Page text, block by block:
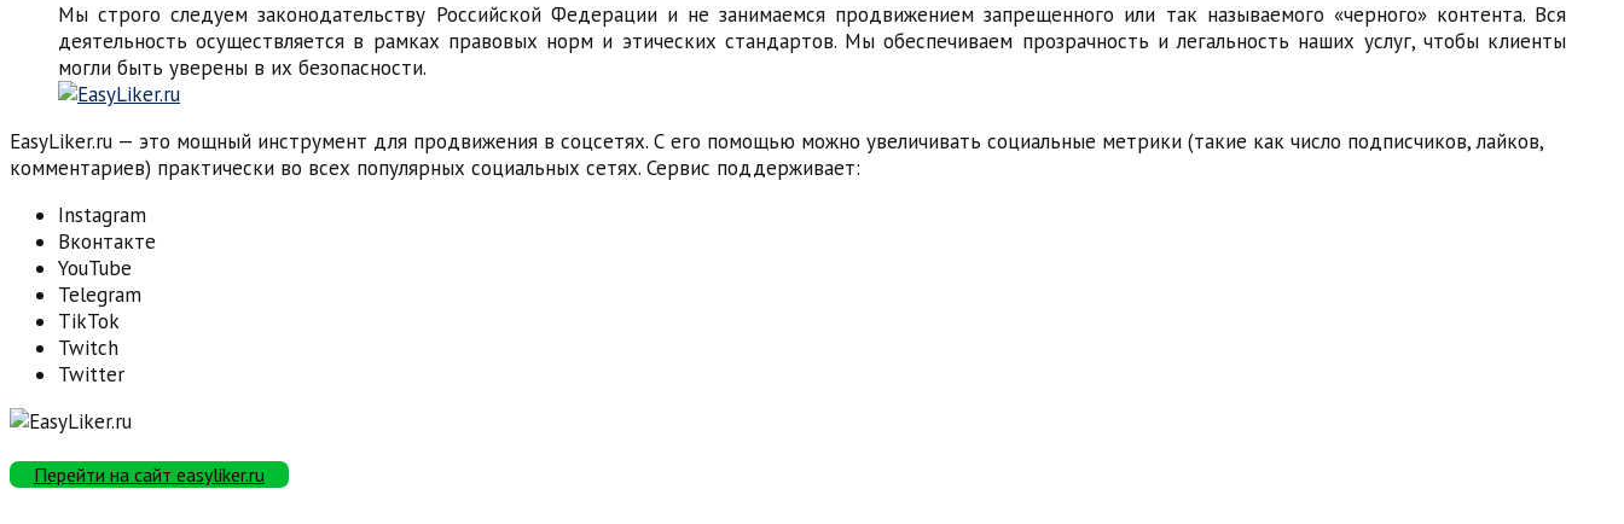
Мы строго следуем законодательству Российской Федерации и не занимаемся продвижением запрещенного или так называемого «черного» контента. Вся
деятельность осуществляется в рамках правовых норм и этических стандартов. Мы обеспечиваем прозрачность и легальность наших услуг, чтобы клиенты
могли быть уверены в их безопасности.
EasyLiker.ru — это мощный инструмент для продвижения в соцсетях. С его помощью можно увеличивать социальные метрики (такие как число подписчиков, лайков,
комментариев) практически во всех популярных социальных сетях. Сервис поддерживает:
Instagram
Вконтакте
YouTube
Telegram
TikTok
Twitch
Twitter
Перейти на сайт easyliker.ru